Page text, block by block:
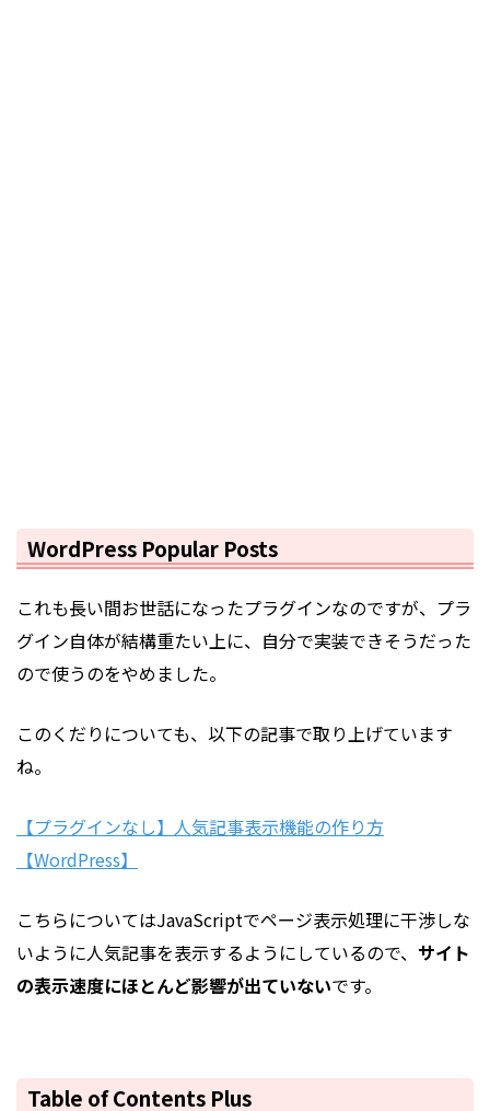
WordPress Popular Posts
これも長い間お世話になったプラグインなのですが、プラ
グイン自体が結構重たい上に、自分で実装できそうだった
ので使うのをやめました。
このくだりについても、以下の記事で取り上げています
ね。
【プラグインなし】人気記事表示機能の作り方
【WordPress】
こちらについてはJavaScriptでページ表示処理に干渉しな
いように人気記事を表示するようにしているので、 サイト
の表示速度にほとんど影響が出ていないです。
Table of Contents Plus